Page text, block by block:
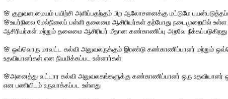
🌸 குறுவள மையம் பயிற்சி அளிப்பதற்கும் பிற ஆலோசனைக்கு மட்டுமே
🌸உயர்நிலை மேல்நிலைப் பள்ளி தலைமை ஆசிரியர்கள் தற்போது நடைமுறையில்
ஆசிரியர்கள் மற்றும் தலைமை ஆசிரியர் மீதான கண்காணிப்பு அறவே நீக்கப்படுகிறது
🌸 ஒவ்வொரு மாவட்ட கல்வி அலுவலருக்கும் இரண்டு கண்காணிப்பாளர் மற்றும்
உதவியாளர்கள் என நியமிக்கப்பட உள்ளார்கள்
🌸அனைத்து வட்டார கல்வி அலுவலகங்களுக்கு கண்காணிப்பாளர் ஒரு உதவியாளர்
என பணியிடம் உருவாக்கப்பட உள்ளது